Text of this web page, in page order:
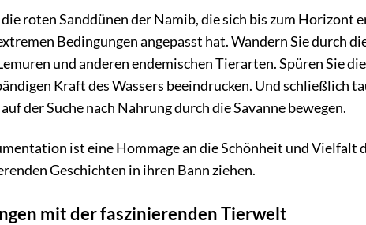
die roten Sanddünen der Namib, die sich bis zum Horizont
Bedingungen angepasst hat. Wandern Sie durch
und anderen endemischen Tierarten. Spüren Sie
Kraft des Wassers beeindrucken. Und schließlich
der Suche nach Nahrung durch die Savanne bewegen.
ist eine Hommage an die Schönheit und
Geschichten in ihren Bann ziehen.
mit der faszinierenden Tierwelt